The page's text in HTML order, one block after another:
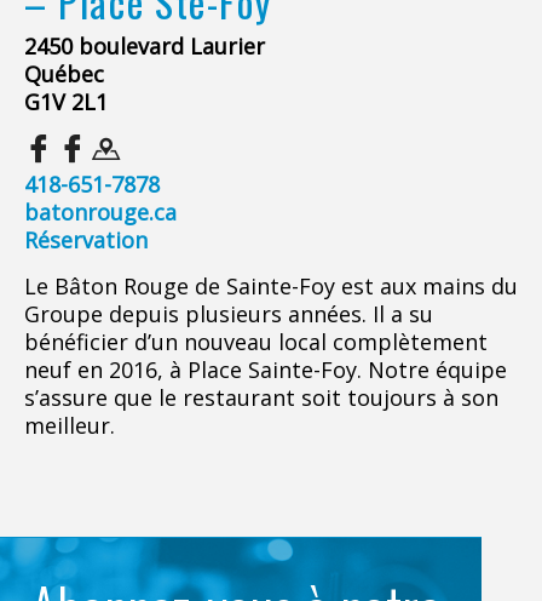
2450 boulevard Laurier
Québec
G1V 2L1
418-651-7878
batonrouge.ca
Réservation
Le Bâton Rouge de Sainte-Foy est aux mains du
Groupe depuis plusieurs années. Il a su
bénéficier d’un nouveau local complètement
neuf en 2016, à Place Sainte-Foy. Notre équipe
s’assure que le restaurant soit toujours à son
meilleur.